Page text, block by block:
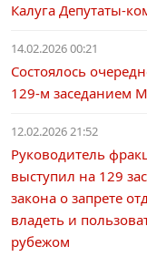
Калуга Депутаты-
14.02.2026 00:21
Состоялось
129-м заседанием
12.02.2026 21:52
Руководитель
выступил на 129
закона о запрете
владеть и
рубежом